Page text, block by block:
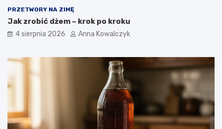
PRZETWORY NA ZIMĘ
Jak zrobić dżem – krok po kroku
4 sierpnia 2026 Anna Kowalczyk